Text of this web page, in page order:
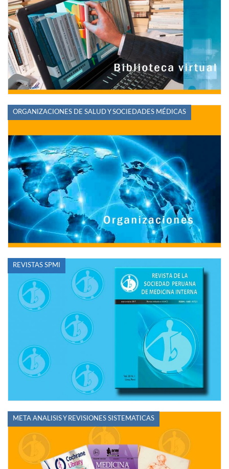
ORGANIZACIONES DE SALUD Y SOCIEDADES MÉDICAS
REVISTAS SPMI
META ANALISIS Y REVISIONES SISTEMATICAS